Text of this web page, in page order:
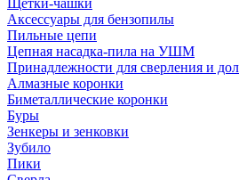
Щетки-чашки
Аксессуары для бензопилы
Пильные цепи
Цепная насадка-пила на УШМ
Принадлежности для сверления и
Алмазные коронки
Биметаллические коронки
Буры
Зенкеры и зенковки
Зубило
Пики